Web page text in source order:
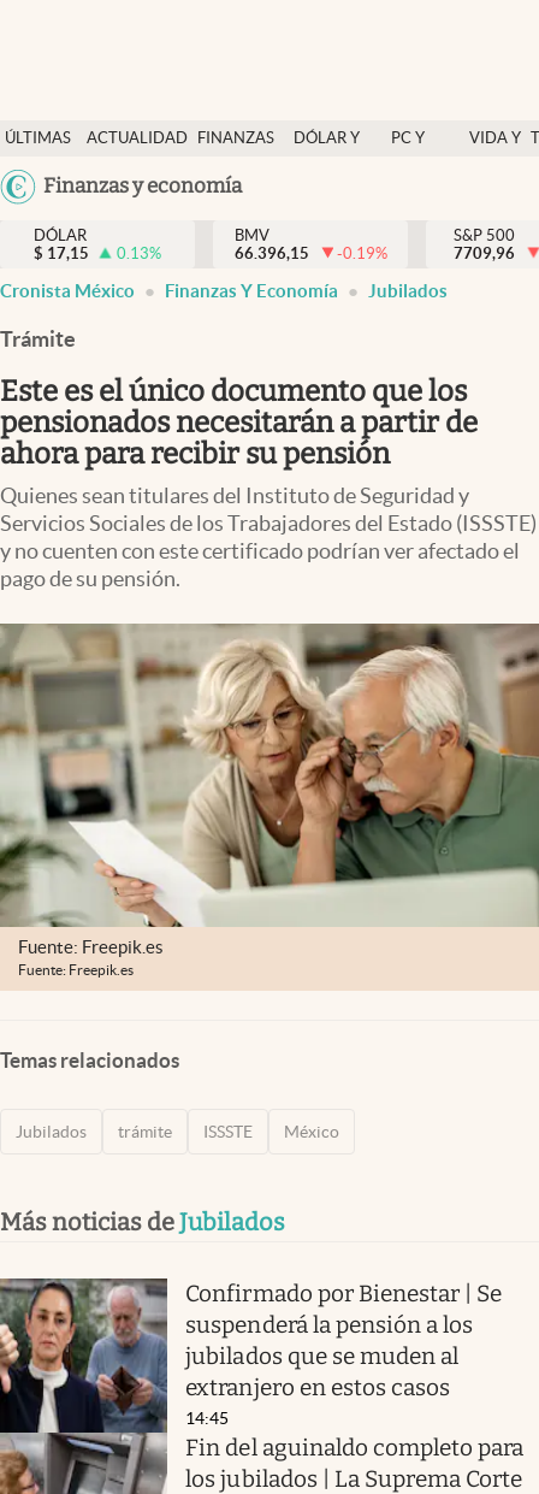
ÚLTIMAS
NOTICIAS
ACTUALIDAD
FINANZAS
DÓLAR Y
PC Y
VIDA Y
México
Finanzas y economía
Actualidad
Finanzas y economía
Dólar y mercados
Pc y celular
Vida y estilo
Tv
Clima
Mediakit
abre en nueva pestaña
DÓLAR
$ 17,15 0.13%
BMV
66.396,15
-0.19%
S&P 500
7709,96
Cronista México Finanzas Y Economía Jubilados
Trámite
Este es el único documento que los
pensionados necesitarán a partir de
ahora para recibir su pensión
Quienes sean titulares del Instituto de Seguridad y
Servicios Sociales de los Trabajadores del Estado (ISSSTE)
y no cuenten con este certificado podrían ver afectado el
pago de su pensión.
Fuente: Freepik.es
Fuente: Freepik.es
Temas relacionados
Jubilados trámite ISSSTE México
Más noticias deJubilados
Confirmado por Bienestar | Se
suspenderá la pensión a los
jubilados que se muden al
extranjero en estos casos
14:45
Fin del aguinaldo completo para
los jubilados | La Suprema Corte